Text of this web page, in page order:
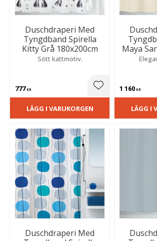
Duschdraperi Med
Tyngdband Spirella
Kitty Grå 180x200cm
Sött kattmotiv.
777KR Lägg till i
LÄGG I VARUKORGEN
Maya
1 160 KR
LÄGG I
Duschdraperi Med